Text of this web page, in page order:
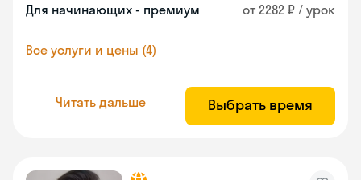
Для начинающих - премиум от 2282 ₽ / урок
Все услуги и цены (4)
Читать дальше Выбрать время